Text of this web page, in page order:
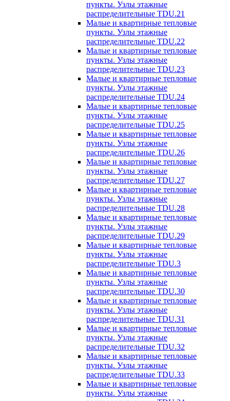
пункты. Узлы этажные
распределительные TDU.21
Малые и квартирные тепловые
пункты. Узлы этажные
распределительные TDU.22
Малые и квартирные тепловые
пункты. Узлы этажные
распределительные TDU.23
Малые и квартирные тепловые
пункты. Узлы этажные
распределительные TDU.24
Малые и квартирные тепловые
пункты. Узлы этажные
распределительные TDU.25
Малые и квартирные тепловые
пункты. Узлы этажные
распределительные TDU.26
Малые и квартирные тепловые
пункты. Узлы этажные
распределительные TDU.27
Малые и квартирные тепловые
пункты. Узлы этажные
распределительные TDU.28
Малые и квартирные тепловые
пункты. Узлы этажные
распределительные TDU.29
Малые и квартирные тепловые
пункты. Узлы этажные
распределительные TDU.3
Малые и квартирные тепловые
пункты. Узлы этажные
распределительные TDU.30
Малые и квартирные тепловые
пункты. Узлы этажные
распределительные TDU.31
Малые и квартирные тепловые
пункты. Узлы этажные
распределительные TDU.32
Малые и квартирные тепловые
пункты. Узлы этажные
распределительные TDU.33
Малые и квартирные тепловые
пункты. Узлы этажные